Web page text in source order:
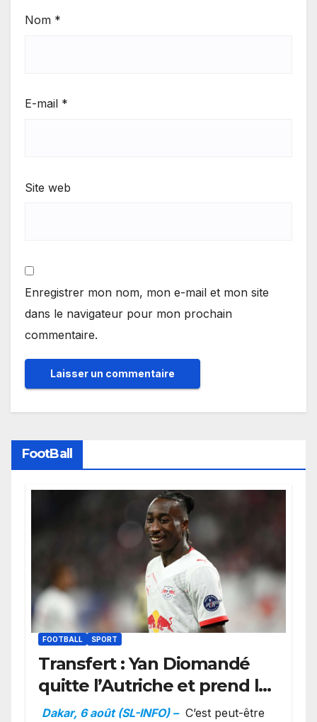
Nom *
E-mail *
Site web
Enregistrer mon nom, mon e-mail et mon site
dans le navigateur pour mon prochain
commentaire.
FootBall
FOOTBALL SPORT
Transfert : Yan Diomandé
quitte l’Autriche et prend la
direction de Madrid
Dakar, 6 août (SL-INFO) – C’est peut-être